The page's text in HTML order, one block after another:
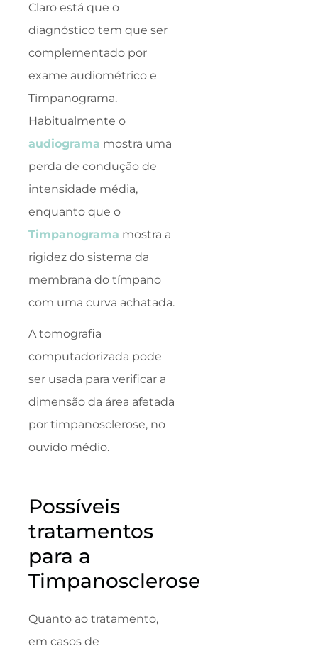
Claro está que o
diagnóstico tem que ser
complementado por
exame audiométrico e
Timpanograma.
Habitualmente o
audiograma mostra uma
perda de condução de
intensidade média,
enquanto que o
Timpanograma mostra a
rigidez do sistema da
membrana do tímpano
com uma curva achatada.
A tomografia
computadorizada pode
ser usada para verificar a
dimensão da área afetada
por timpanosclerose, no
ouvido médio.
Possíveis
tratamentos
para a
Timpanosclerose
Quanto ao tratamento,
em casos de